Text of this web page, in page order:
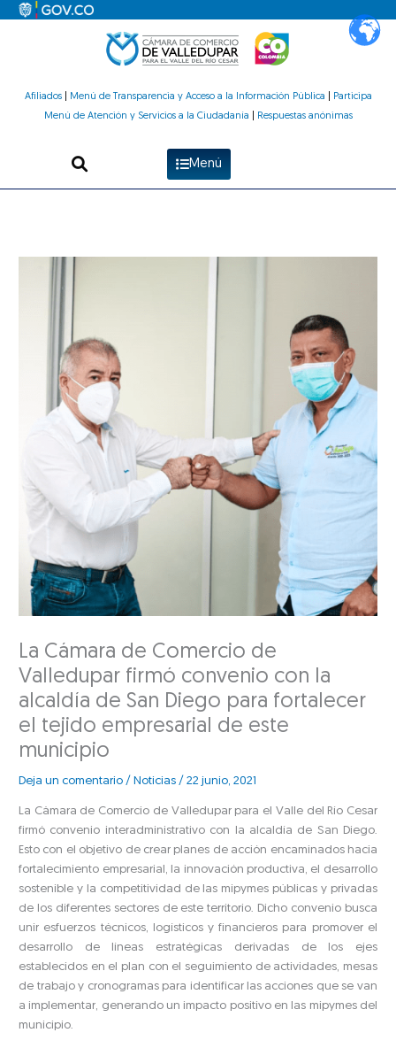
Afiliados| Menú de Transparencia y Acceso a la Información Pública
Participa
Menú de Atención y Servicios a la Ciudadanía
Respuestas anónimas
Menú
La Cámara de Comercio de
Valledupar firmó convenio con la
alcaldía de San Diego para fortalecer
el tejido empresarial de este
municipio
Deja un comentario / Noticias /22 junio, 2021
La Cámara de Comercio de Valledupar para el Valle del Río Cesar
firmó convenio interadministrativo con la alcaldía de San Diego.
Esto con el objetivo de crear planes de acción encaminados hacia
fortalecimiento empresarial, la innovación productiva, el desarrollo
sostenible y la competitividad de las mipymes públicas y privadas
de los diferentes sectores de este territorio. Dicho convenio busca
unir esfuerzos técnicos, logísticos y financieros para promover el
desarrollo de líneas estratégicas derivadas de los ejes
establecidos en el plan con el seguimiento de actividades, mesas
de trabajo y cronogramas para identificar las acciones que se van
a implementar, generando un impacto positivo en las mipymes del
municipio.